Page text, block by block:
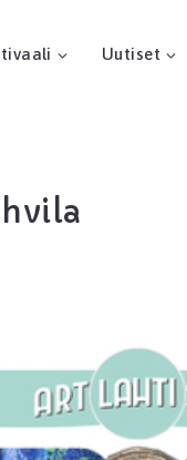
Uutiset